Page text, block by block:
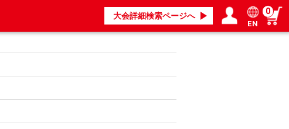
大会詳細検索ページへ
EN
0